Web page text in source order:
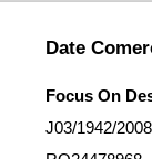
Date
Focus On
J03/1942/2008